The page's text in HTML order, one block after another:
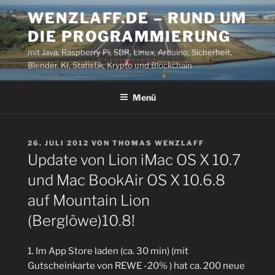
Zum
Inhalt
springen
WENZLAFF.DE – RUND UM
DIE PROGRAMMIERUNG
mit Java, Raspberry Pi, SDR, Linux, Arduino, Sicherheit,
Blender, KI, Statistik, Krypto und Blockchain
Menü
VERÖFFENTLICHT
AM
26. JULI 2012 VON THOMAS WENZLAFF
Update von Lion iMac OS X 10.7
und Mac BookAir OS X 10.6.8
auf Mountain Lion
(Berglöwe)10.8!
1. Im App Store laden (ca. 30 min) (mit
Gutscheinkarte von REWE -20% ) hat ca. 200 neue